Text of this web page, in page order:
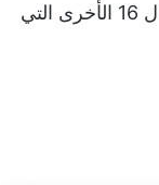
سواء كان ClickUp، أو Asana، أو Trello، أو أي من بدائل Microsoft Project ال 16 الأخرى التي